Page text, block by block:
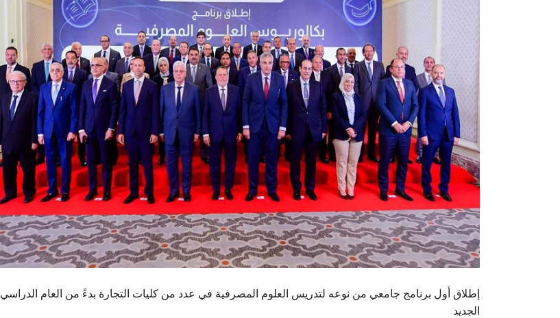
إطلاق أول برنامج جامعي من نوعه لتدريس العلوم المصرفية في عدد من كليات التجارة بدءً من العام الدراسي
الجديد